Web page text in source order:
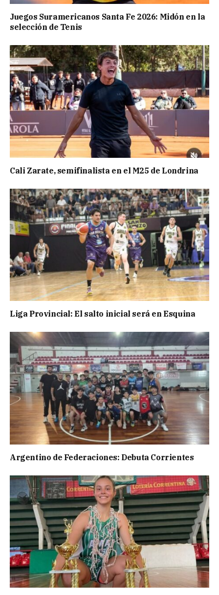
Juegos Suramericanos Santa Fe 2026: Midón en la
selección de Tenis
Cali Zarate, semifinalista en el M25 de Londrina
Liga Provincial: El salto inicial será en Esquina
Argentino de Federaciones: Debuta Corrientes